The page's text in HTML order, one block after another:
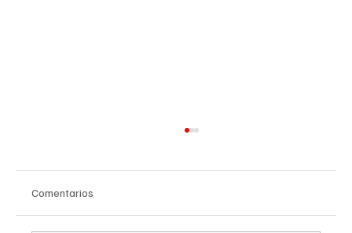
Comentarios